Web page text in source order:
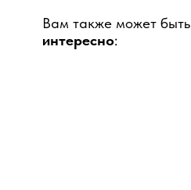
Вам также может быть
интересно: